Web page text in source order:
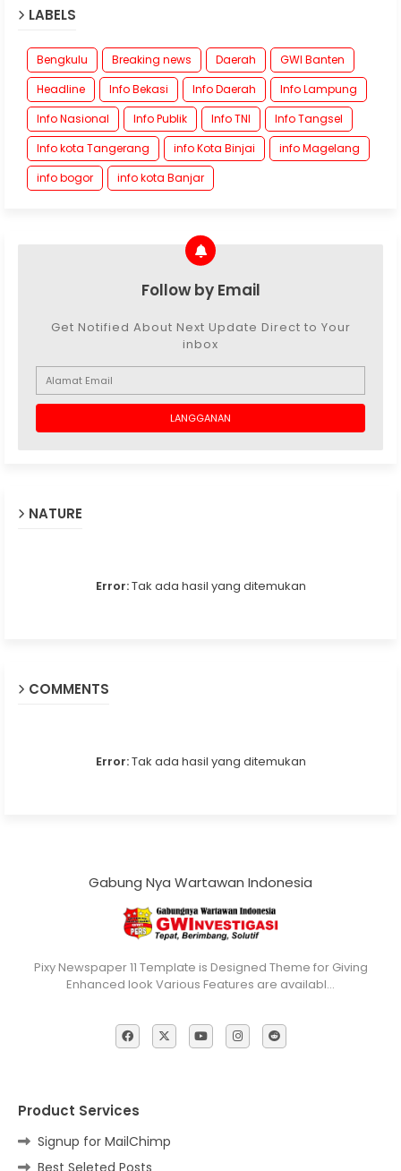
LABELS
Bengkulu Breaking news Daerah
GWI Banten
Headline
Info Bekasi Info Daerah
Info Lampung
Info Nasional
Info Publik Info TNI
Info Tangsel
Info kota Tangerang
info Kota Binjai
info Magelang
info bogor
info kota Banjar
Follow by Email
Get Notified About Next Update Direct to Your
inbox
NATURE
Error:Tak ada hasil yang ditemukan
COMMENTS
Error:Tak ada hasil yang ditemukan
Gabung Nya Wartawan Indonesia
Pixy Newspaper 11 Template is Designed Theme for Giving
Enhanced look Various Features are availabl…
Product Services
Signup for MailChimp